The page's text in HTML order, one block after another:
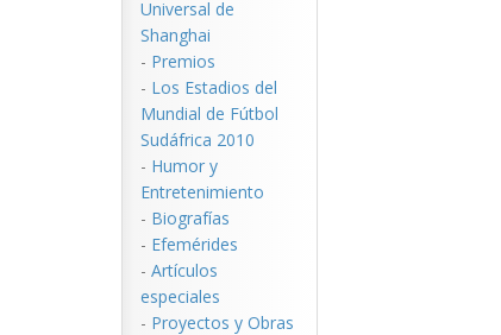
Universal de
Shanghai
- Premios
- Los Estadios del
Mundial de Fútbol
Sudáfrica 2010
- Humor y
Entretenimiento
- Biografías
- Efemérides
- Artículos
especiales
- Proyectos y Obras